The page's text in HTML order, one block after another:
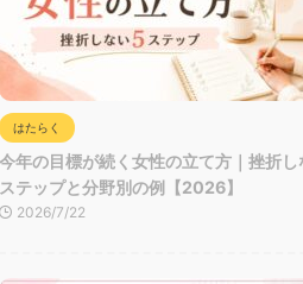
はたらく
今年の目標が続く女性の立て方｜挫折
ステップと分野別の例【2026】
2026/7/22